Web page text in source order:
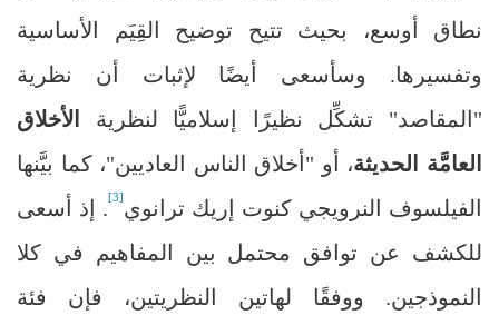
نطاق أوسع، بحيث تتيح توضيح القِيَم الأساسية
وتفسيرها. وسأسعى أيضًا لإثبات أن نظرية
"المقاصد" تشكِّل نظيرًا إسلاميًّا لنظرية
الأخلاق
العامَّة الحديثة، أو "أخلاق الناس العاديين"، كما بيَّنها
الفيلسوف النرويجي كنوت إريك ترانوي[3]
. إذ أسعى
للكشف عن توافق محتمل بين المفاهيم في كلا
النموذجين. ووفقًا لهاتين النظريتين، فإن فئة